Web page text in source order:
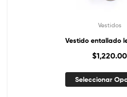
Vestidos
Vestido entallado
$1,220.00
Seleccionar